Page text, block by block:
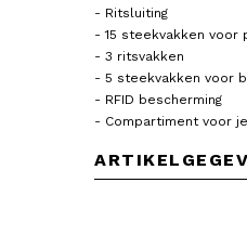
- Ritsluiting
- 15 steekvakken voor
- 3 ritsvakken
- 5 steekvakken voor
- RFID bescherming
- Compartiment voor